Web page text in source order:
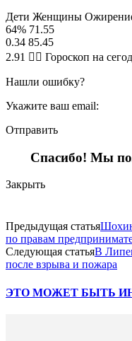
Дети Женщины Ожирение
64% 71.55
0.34 85.45
2.91 🧙‍♀ Гороскоп на
Нашли ошибку?
Укажите ваш email:
Отправить
Спасибо! Мы
Закрыть
Предыдущая статья
по правам
Следующая статьяВ
после взрыва и пожара
ЭТО МОЖЕТ БЫТЬ